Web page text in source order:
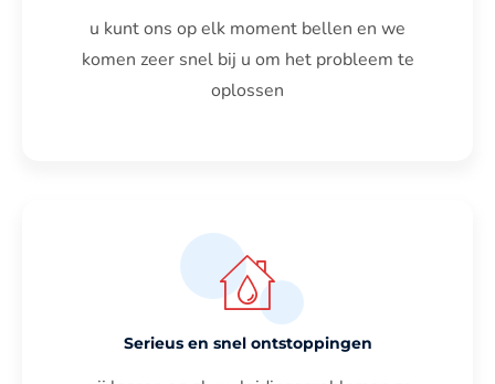
u kunt ons op elk moment bellen en we
komen zeer snel bij u om het probleem te
oplossen
Serieus en snel ontstoppingen